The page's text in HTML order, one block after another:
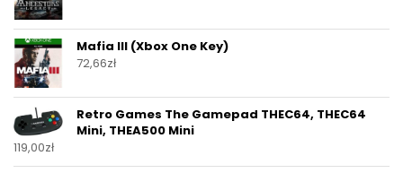
Mafia III (Xbox One Key)
72,66zł
Retro Games The Gamepad THEC64, THEC64
Mini, THEA500 Mini
119,00zł